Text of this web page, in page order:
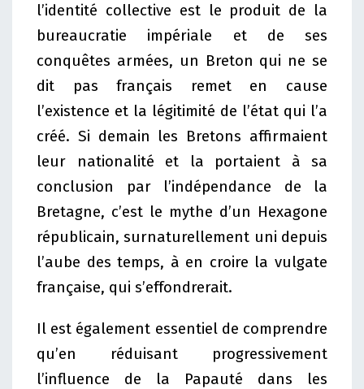
l’identité collective est le produit de la
bureaucratie impériale et de ses
conquêtes armées, un Breton qui ne se
dit pas français remet en cause
l’existence et la légitimité de l’état qui l’a
créé. Si demain les Bretons affirmaient
leur nationalité et la portaient à sa
conclusion par l’indépendance de la
Bretagne, c’est le mythe d’un Hexagone
républicain, surnaturellement uni depuis
l’aube des temps, à en croire la vulgate
française, qui s’effondrerait.
Il est également essentiel de comprendre
qu’en réduisant progressivement
l’influence de la Papauté dans les